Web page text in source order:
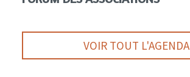
VOIR TOUT L'AGENDA